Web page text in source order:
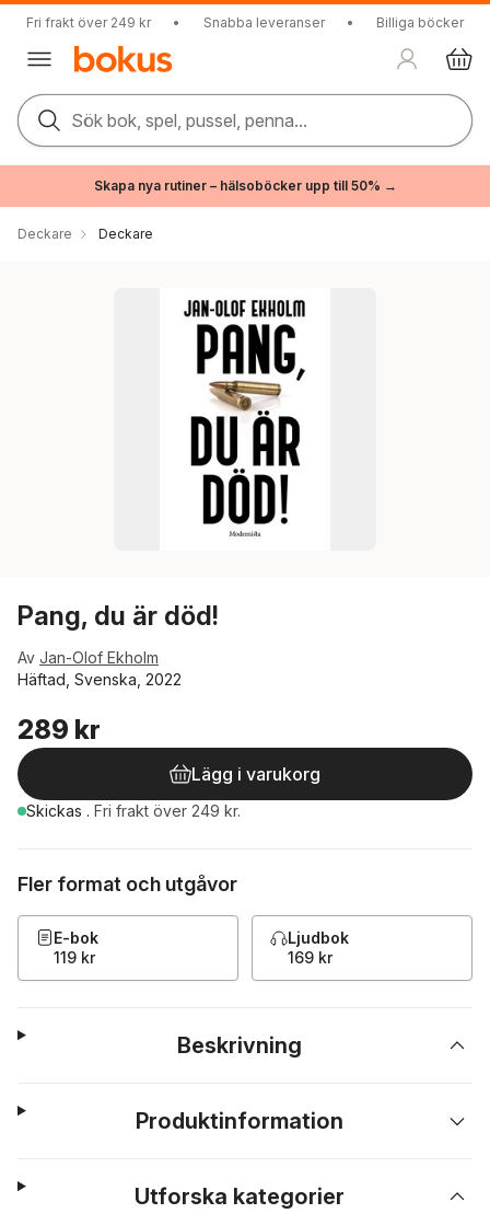
Fri frakt över 249 kr • Snabba leveranser • Billiga böcker
Sök bok, spel, pussel, penna...
Skapa nya rutiner – hälsoböcker upp till 50% →
Deckare Deckare
Pang, du är död!
Av Jan-Olof Ekholm
Häftad, Svenska, 2022
289 kr
Lägg i varukorg
Skickas . Fri frakt över 249 kr.
Fler format och utgåvor
E-bok
119 kr
Ljudbok
169 kr
Beskrivning
Produktinformation
Utforska kategorier